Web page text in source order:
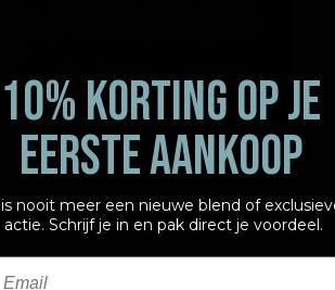
10% KORTING OP JE
EERSTE AANKOOP
nooit meer een nieuwe blend of
actie. Schrijf je in en pak direct je voordeel.